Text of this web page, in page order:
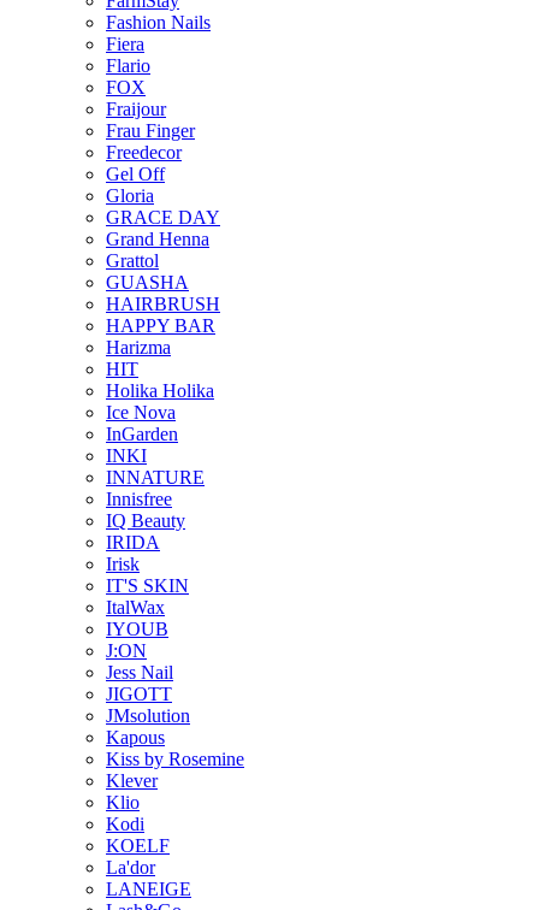
Fashion Nails
Fiera
Flario
FOX
Fraijour
Frau Finger
Freedecor
Gel Off
Gloria
GRACE DAY
Grand Henna
Grattol
GUASHA
HAIRBRUSH
HAPPY BAR
Harizma
HIT
Holika Holika
Ice Nova
InGarden
INKI
INNATURE
Innisfree
IQ Beauty
IRIDA
Irisk
IT'S SKIN
ItalWax
IYOUB
J:ON
Jess Nail
JIGOTT
JMsolution
Kapous
Kiss by Rosemine
Klever
Klio
Kodi
KOELF
La'dor
LANEIGE